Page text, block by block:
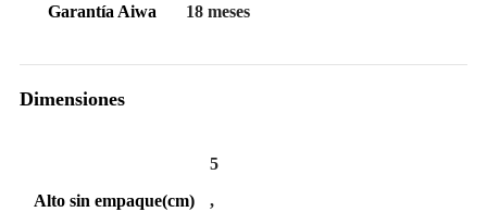
Garantía Aiwa 18 meses
Dimensiones
Alto sin empaque(cm)
5
,